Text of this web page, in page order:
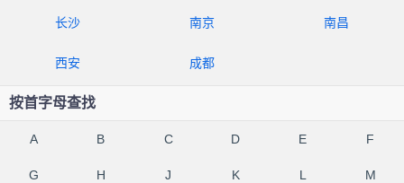
长沙 南京 南昌
西安 成都
按首字母查找
A B C D E F
G H J K L M